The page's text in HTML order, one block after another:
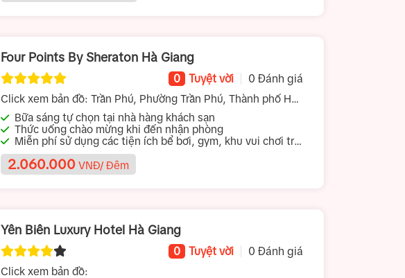
Four Points By Sheraton Hà Giang
0 Tuyệt vời
0 Đánh giá
Click xem bản đồ: Trần Phú, Phường Trần Phú, Thành phố Hà
Giang
Bữa sáng tự chọn tại nhà hàng khách sạn
Thức uống chào mừng khi đến nhận phòng
Miễn phí sử dụng các tiện ích bể bơi, gym, khu vui chơi trẻ
em trong nhà
2.060.000 VNĐ/ Đêm
Yên Biên Luxury Hotel Hà Giang
0 Tuyệt vời
0 Đánh giá
Click xem bản đồ: